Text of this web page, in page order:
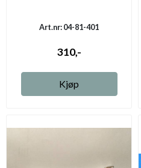
Art.nr: 04-81-401
310,-
Kjøp